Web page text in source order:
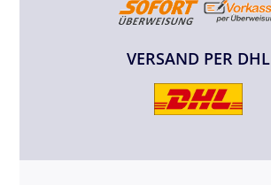
VERSAND PER DHL